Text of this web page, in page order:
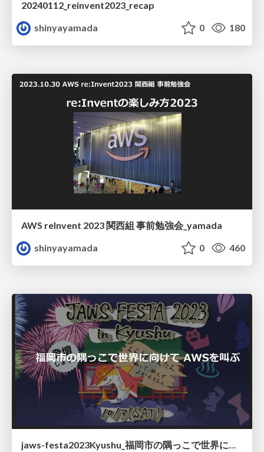
20240112_reinvent2023_recap
shinyayamada
0 180
AWS reInvent 2023 関西組 事前勉強会_yamada
shinyayamada
0 460
jaws-festa2023Kyushu_福岡市の隅っこで世界に向けてAWSを叫ぶ